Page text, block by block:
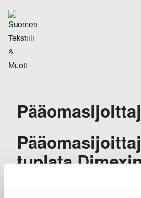
tuplata